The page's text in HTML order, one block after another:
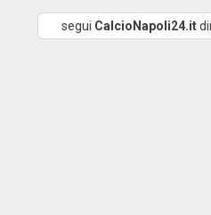
segui CalcioNapoli24.it